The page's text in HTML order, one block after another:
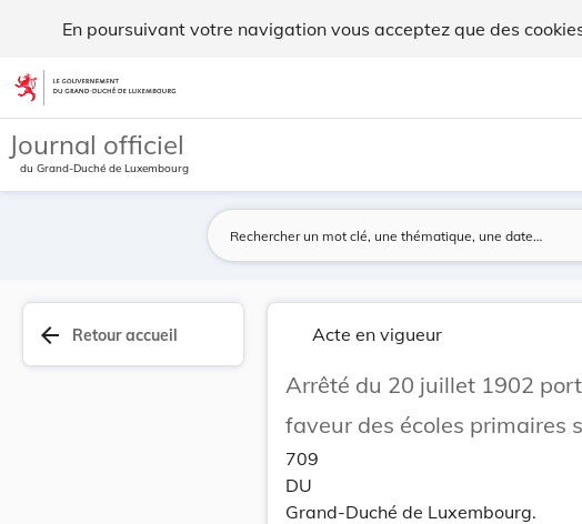
En poursuivant votre navigation vous acceptez que des
Aller au contenu
Journal officiel
du Grand-Duché de Luxembourg
arrow_back Retour accueil Acte en vigueur
Arrêté du 20 juillet 1902
faveur des écoles primaires
709
DU
Grand-Duché de Luxembourg.